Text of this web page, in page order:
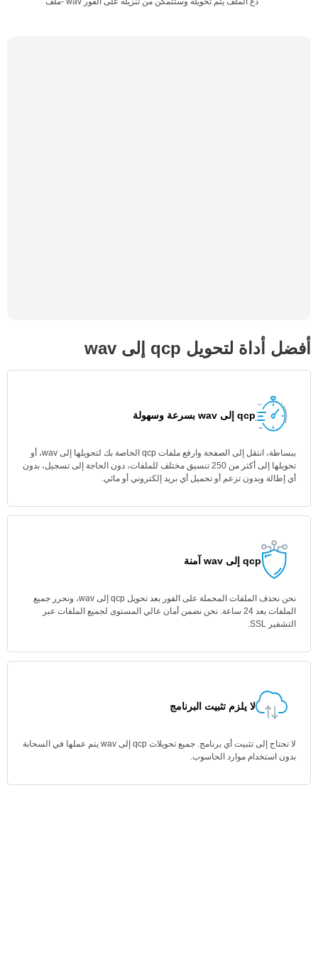
أفضل أداة لتحويل qcp إلى wav
qcp إلى wav بسرعة وسهولة
ببساطة، انتقل إلى الصفحة وارفع ملفات qcp الخاصة بك لتحويلها إلى wav، أو
تحويلها إلى أكثر من 250 تنسيق مختلف للملفات، دون الحاجة إلى تسجيل، بدون
أي إطالة وبدون تزعم أو تحميل أي بريد إلكتروني أو مائي.
qcp إلى wav آمنة
نحن نحذف الملفات المحملة على الفور بعد تحويل qcp إلى wav، ونحرر جميع
الملفات بعد 24 ساعة. نحن نضمن أمان عالي المستوى لجميع الملفات عبر
التشفير SSL.
لا يلزم تثبيت البرنامج
لا تحتاج إلى تثبيت أي برنامج. جميع تحويلات qcp إلى wav يتم عملها في السحابة
بدون استخدام موارد الحاسوب.